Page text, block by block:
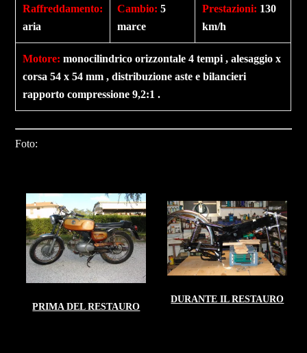
Raffreddamento:
aria
Cambio: 5
marce
Prestazioni: 130
km/h
Motore:monocilindrico orizzontale 4 tempi , alesaggio x
corsa 54 x 54 mm , distribuzione aste e bilancieri
rapporto compressione 9,2:1 .
Foto:
PRIMA DEL RESTAURO
DURANTE IL RESTAURO